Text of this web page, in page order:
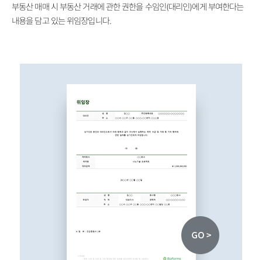
부동산 매매 시 부동산 거래에 관한 권한을 수임인(대리인)에게 부여한다는
내용을 담고 있는 위임장입니다.